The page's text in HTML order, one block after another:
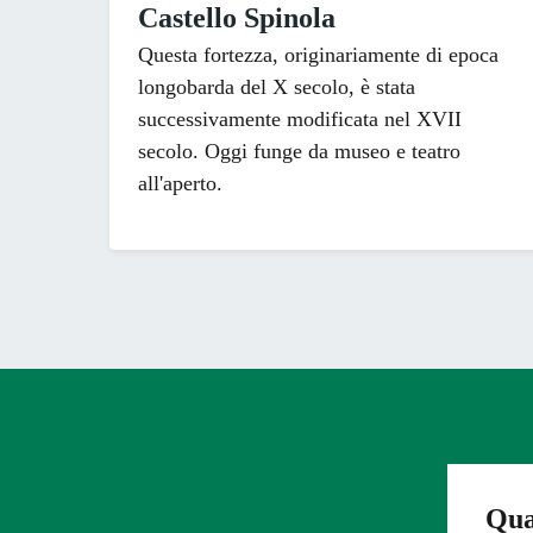
Castello Spinola
Questa fortezza, originariamente di epoca
longobarda del X secolo, è stata
successivamente modificata nel XVII
secolo. Oggi funge da museo e teatro
all'aperto.